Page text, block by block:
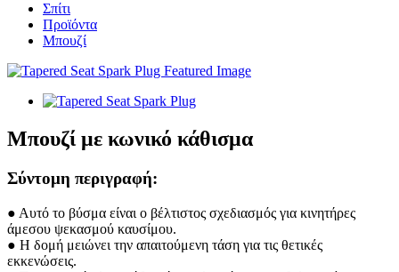
Σπίτι
Προϊόντα
Μπουζί
Μπουζί με κωνικό κάθισμα
Σύντομη περιγραφή:
● Αυτό το βύσμα είναι ο βέλτιστος σχεδιασμός για κινητήρες
άμεσου ψεκασμού καυσίμου.
● Η δομή μειώνει την απαιτούμενη τάση για τις θετικές
εκκενώσεις.